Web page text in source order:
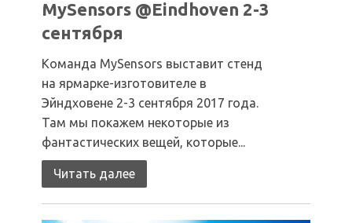
MySensors @Eindhoven 2-3
сентября
Команда MySensors выставит стенд
на ярмарке-изготовителе в
Эйндховене 2-3 сентября 2017 года.
Там мы покажем некоторые из
фантастических вещей, которые...
Читать далее